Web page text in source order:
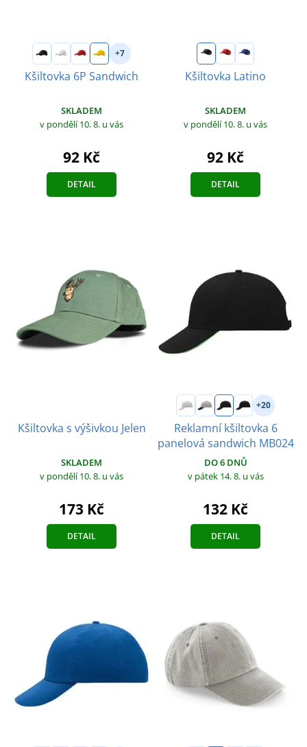
+7
Kšiltovka 6P Sandwich
SKLADEM
v pondělí 10. 8. u vás
92 Kč
DETAIL
Kšiltovka Latino
SKLADEM
v pondělí 10. 8. u vás
92 Kč
DETAIL
Kšiltovka s výšivkou Jelen
SKLADEM
v pondělí 10. 8. u vás
173 Kč
DETAIL
+20
Reklamní kšiltovka 6
panelová sandwich MB024
DO 6 DNŮ
v pátek 14. 8. u vás
132 Kč
DETAIL